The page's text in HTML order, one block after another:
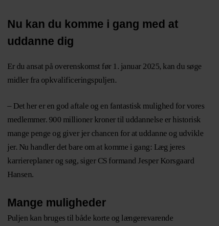
Nu kan du komme i gang med at
uddanne dig
Er du ansat på overenskomst før 1. januar 2025, kan du søge
midler fra opkvalificeringspuljen.
– Det her er en god aftale og en fantastisk mulighed for vores
medlemmer. 900 millioner kroner til uddannelse er historisk
mange penge og giver jer chancen for at uddanne og udvikle
jer. Nu handler det bare om at komme i gang: Læg jeres
karriereplaner og søg, siger CS formand Jesper Korsgaard
Hansen.
Mange muligheder
Puljen kan bruges til både korte og længerevarende